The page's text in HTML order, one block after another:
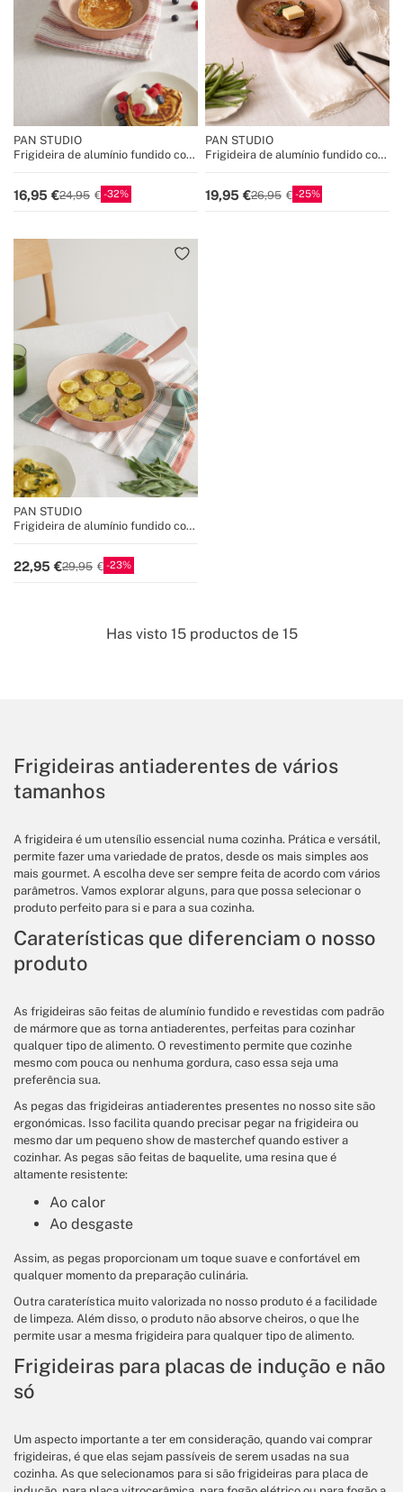
PAN STUDIO
Frigideira de alumínio fundido com
16,95 24,95 32
PAN STUDIO
Frigideira de alumínio fundido com
19,95 26,95 25
PAN STUDIO
Frigideira de alumínio fundido com
22,95 29,95 23
Has visto 15productos de 15
Frigideiras antiaderentes de vários
tamanhos
A frigideira é um utensílio essencial numa cozinha. Prática e versátil,
permite fazer uma variedade de pratos, desde os mais simples aos
mais gourmet. A escolha deve ser sempre feita de acordo com vários
parâmetros. Vamos explorar alguns, para que possa selecionar o
produto perfeito para si e para a sua cozinha.
Caraterísticas que diferenciam o nosso
produto
As frigideiras são feitas de alumínio fundido e revestidas com padrão
de mármore que as torna antiaderentes, perfeitas para cozinhar
qualquer tipo de alimento. O revestimento permite que cozinhe
mesmo com pouca ou nenhuma gordura, caso essa seja uma
preferência sua.
As pegas das frigideiras antiaderentes presentes no nosso site são
ergonómicas. Isso facilita quando precisar pegar na frigideira ou
mesmo dar um pequeno show de masterchef quando estiver a
cozinhar. As pegas são feitas de baquelite, uma resina que é
altamente resistente:
Ao calor
Ao desgaste
Assim, as pegas proporcionam um toque suave e confortável em
qualquer momento da preparação culinária.
Outra caraterística muito valorizada no nosso produto é a facilidade
de limpeza. Além disso, o produto não absorve cheiros, o que lhe
permite usar a mesma frigideira para qualquer tipo de alimento.
Frigideiras para placas de indução e não
só
Um aspecto importante a ter em consideração, quando vai comprar
frigideiras, é que elas sejam passíveis de serem usadas na sua
cozinha. As que selecionamos para si são frigideiras para placa de